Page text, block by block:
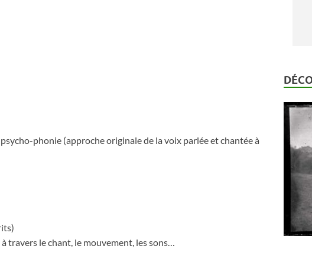
phonie (approche originale de la voix parlée et chantée à
travers le chant, le mouvement, les sons…